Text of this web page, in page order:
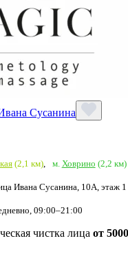
Сусанина
(2,1 км) м. Ховрино (2,2 км)
Ивана Сусанина, 10А, этаж 1
09:00–21:00
чистка лица от